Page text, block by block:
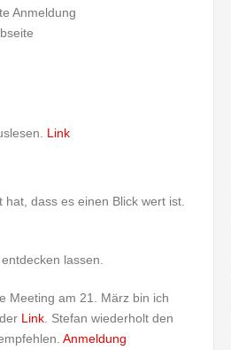
Anmeldung
Link
dass es einen Blick wert ist.
lassen.
Meeting am 21. März bin ich
Link . Stefan wiederholt den
Anmeldung